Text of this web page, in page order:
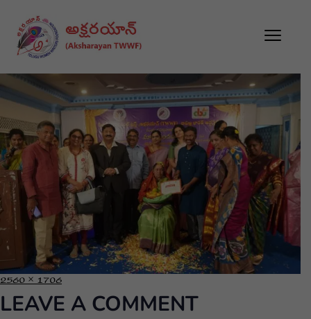
2560 × 1706
LEAVE A COMMENT